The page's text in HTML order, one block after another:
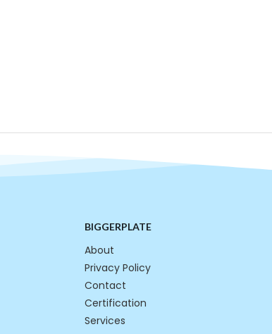
BIGGERPLATE
About
Privacy Policy
Contact
Certification
Services